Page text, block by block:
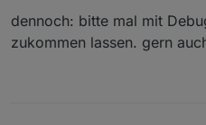
Wie prüfe ich
geschrieben,
dennoch: bitte mal mit
zukommen lassen. gern